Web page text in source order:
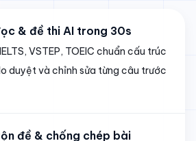
& đề thi AI trong 30s
VSTEP, TOEIC chuẩn cấu trúc
duyệt và chỉnh sửa từng câu trước
đề & chống chép bài